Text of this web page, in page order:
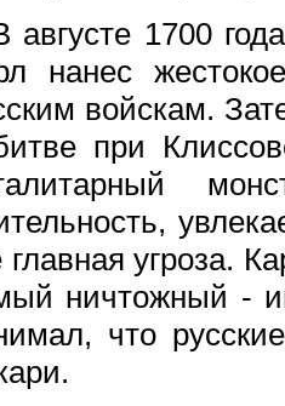
августе 1700
нанес
войскам.
при
главная угроза.
ничтожный -
что